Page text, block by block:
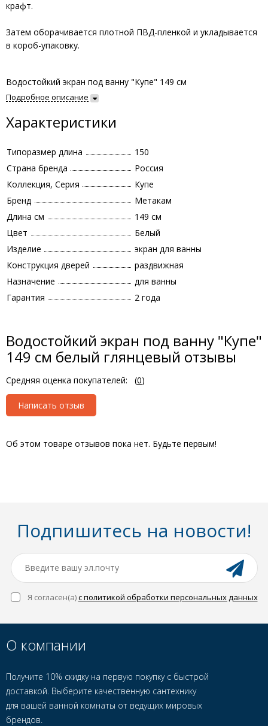
крафт.
Затем оборачивается плотной ПВД-пленкой и укладывается
в короб-упаковку.
Водостойкий экран под ванну "Купе" 149 см
Подробное описание
Характеристики
Типоразмер длина
150
Страна бренда
Россия
Коллекция, Серия
Купе
Бренд
Метакам
Длина см
149 см
Цвет
Белый
Изделие
экран для ванны
Конструкция дверей
раздвижная
Назначение
для ванны
Гарантия
2 года
Водостойкий экран под ванну "Купе"
149 см белый глянцевый отзывы
Средняя оценка покупателей: (0)
Написать отзыв
Об этом товаре отзывов пока нет. Будьте первым!
Подпишитесь на новости!
Я согласен(a)с политикой обработки персональных данных
О компании
Получите 10% скидку на первую покупку с быстрой
доставкой. Выберите качественную сантехнику
для вашей ванной комнаты от ведущих мировых
брендов.